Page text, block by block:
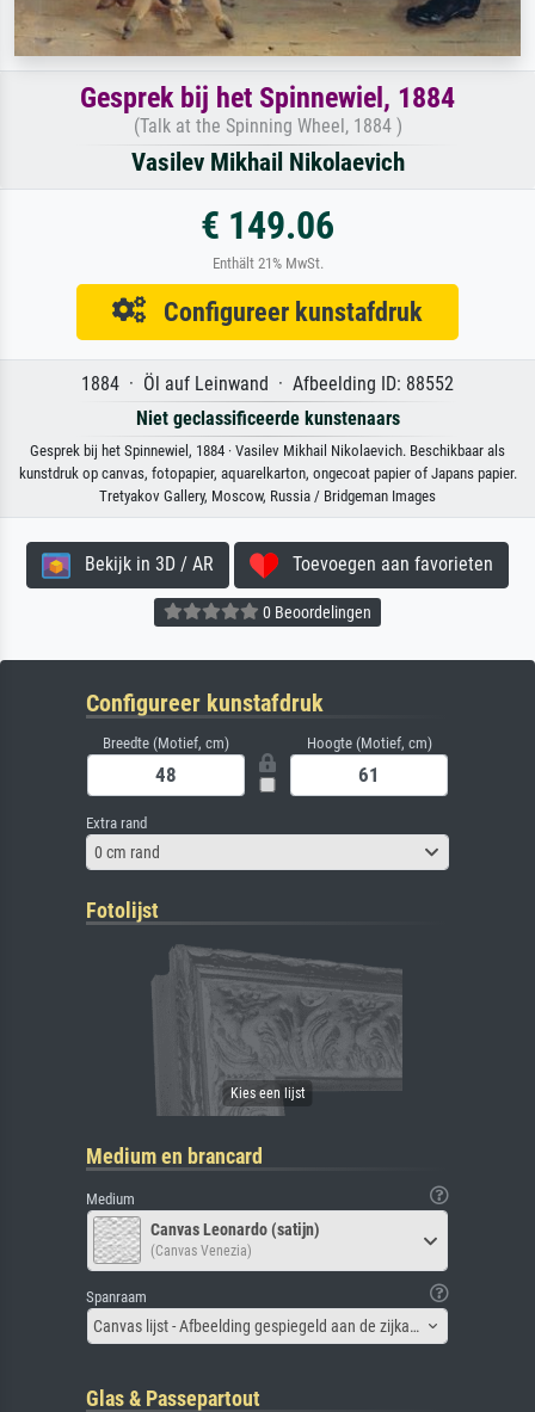
Gesprek bij het Spinnewiel, 1884
(Talk at the Spinning Wheel, 1884 )
Vasilev Mikhail Nikolaevich
€ 149.06
Enthält 21% MwSt.
Configureer kunstafdruk
1884 · Öl auf Leinwand · Afbeelding ID: 88552
Niet geclassificeerde kunstenaars
Gesprek bij het Spinnewiel, 1884 · Vasilev Mikhail Nikolaevich. Beschikbaar als
kunstdruk op canvas, fotopapier, aquarelkarton, ongecoat papier of Japans papier.
Tretyakov Gallery, Moscow, Russia / Bridgeman Images
Bekijk in 3D / AR Toevoegen aan favorieten
0 Beoordelingen
Configureer kunstafdruk
Breedte (Motief, cm) Hoogte (Motief, cm)
Extra rand
0 cm rand
Fotolijst
Medium en brancard
Medium
Canvas Leonardo (satijn)
(Canvas Venezia)
Spanraam
Canvas lijst - Afbeelding gespiegeld aan de zijkant
Glas & Passepartout